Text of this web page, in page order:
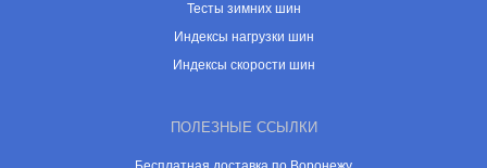
Тесты зимних шин
Индексы нагрузки шин
Индексы скорости шин
ПОЛЕЗНЫЕ ССЫЛКИ